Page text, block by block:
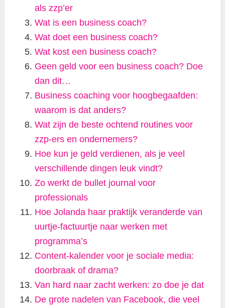
als zzp’er
Wat is een business coach?
Wat doet een business coach?
Wat kost een business coach?
Geen geld voor een business coach? Doe
dan dit…
Business coaching voor hoogbegaafden:
waarom is dat anders?
Wat zijn de beste ochtend routines voor
zzp-ers en ondernemers?
Hoe kun je geld verdienen, als je veel
verschillende dingen leuk vindt?
Zo werkt de bullet journal voor
professionals
Hoe Jolanda haar praktijk veranderde van
uurtje-factuurtje naar werken met
programma’s
Content-kalender voor je sociale media:
doorbraak of drama?
Van hard naar zacht werken: zo doe je dat
De grote nadelen van Facebook, die veel